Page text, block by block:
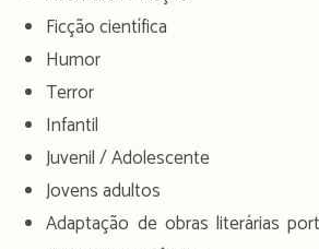
Ficção científica
Humor
Terror
Infantil
Juvenil / Adolescente
Jovens adultos
Adaptação de obras literárias